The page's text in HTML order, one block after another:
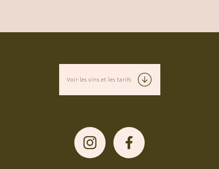
Voir les vins et les tarifs